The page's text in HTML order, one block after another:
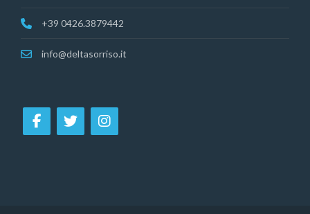
+39 0426.3879442
info@deltasorriso.it